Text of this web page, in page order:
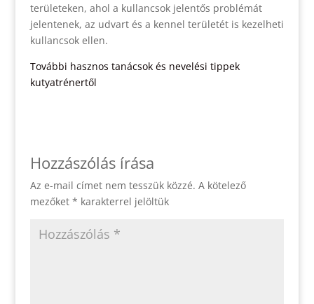
területeken, ahol a kullancsok jelentős problémát
jelentenek, az udvart és a kennel területét is kezelheti
kullancsok ellen.
További hasznos tanácsok és nevelési tippek
kutyatrénertől
Hozzászólás írása
Az e-mail címet nem tesszük közzé. A kötelező
mezőket * karakterrel jelöltük